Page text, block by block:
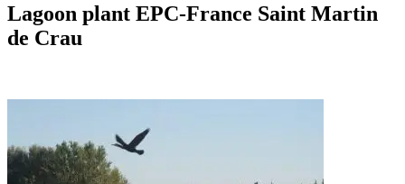
Lagoon plant EPC-France Saint Martin
de Crau